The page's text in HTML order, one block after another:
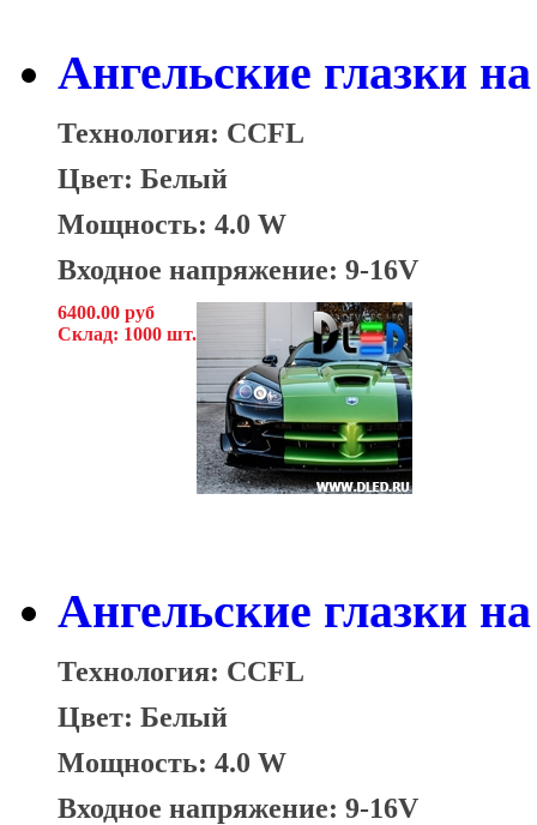
Ангельские глазки
Технология: CCFL
Цвет: Белый
Мощность: 4.0 W
Входное напряжение: 9-16V
6400.00 руб
Склад: 1000 шт.
Ангельские глазки
Технология: CCFL
Цвет: Белый
Мощность: 4.0 W
Входное напряжение: 9-16V